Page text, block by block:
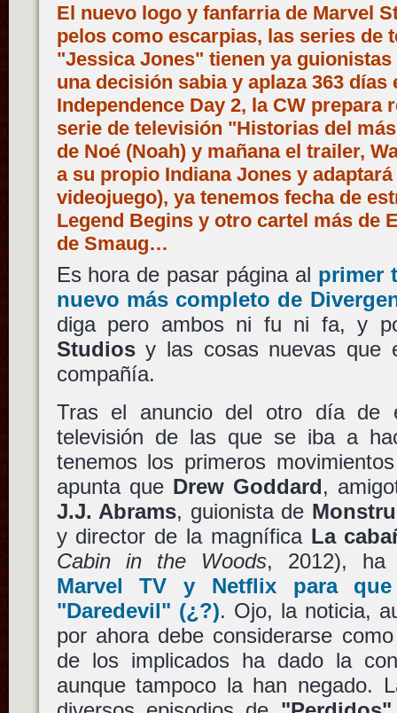
El nuevo logo y fanfarria de Marvel
pelos como escarpias, las series de
"Jessica Jones" tienen ya guionistas
una decisión sabia y aplaza 363 días
Independence Day 2, la CW prepara
serie de televisión "Historias del
de Noé (Noah) y mañana el trailer,
a su propio Indiana Jones y
videojuego), ya tenemos fecha de
Legend Begins y otro cartel más de
de Smaug…
Es hora de pasar página al primer
nuevo más completo de
diga pero ambos ni fu ni fa, y
Studiosy las cosas nuevas que
compañía.
Tras el anuncio del otro día de
televisión de las que se iba a
tenemos los primeros
apunta que Drew Goddard,
J.J. Abrams, guionista de
y director de la magnífica La
Cabin in the Woods, 2012),
Marvel TV y Netflixpara que
"Daredevil" (¿?). Ojo, la noticia,
por ahora debe considerarse
de los implicados ha dado la
aunque tampoco la han negado.